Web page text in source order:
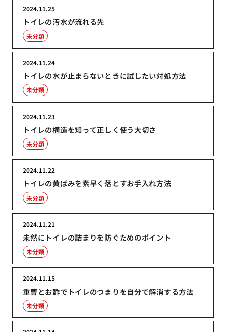
トイレの汚水が流れる先
2024.11.25
未分類
トイレの水が止まらないときに試したい対処方法
2024.11.24
未分類
トイレの構造を知って正しく使う大切さ
2024.11.23
未分類
トイレの黄ばみを素早く落とすお手入れ方法
2024.11.22
未分類
未然にトイレの詰まりを防ぐためのポイント
2024.11.21
未分類
重曹とお酢でトイレのつまりを自分で解消する方法
2024.11.15
未分類